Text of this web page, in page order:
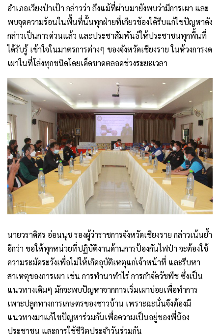
อำเภอเวียงป่าเป้า กล่าวว่า ถึงแม้ที่ผ่านมายังพบว่ามีการเผา และ
พบจุดความร้อนในพื้นที่นั้นทุกฝ่ายที่เกียวข้องได้รีบแก้ไขปัญหาดัง
กล่าวเป็นการด่วนแล้ว และประชาสัมพันธ์ให้ประชาชนทุกพื้นที่
ได้รับรู้ เข้าใจในมาตรการต่างๆ ของจังหวัดเชียงราย ในห้วงการงด
เผาในที่โล่งทุกชนิดโดยเด็ดขาดตลอดช่วงระยะเวลา
นายวราดิศร อ่อนนุช รองผู้ว่าราชการจังหวัดเชียงราย กล่าวเน้นย้ำ
อีกว่า ขอให้ทุกหน่วยที่ปฏิบัติงานด้านการป้องกันไฟป่า จะต้องใช้
ความระมัดระวังเพื่อไม่ให้เกิดอุบัติเหตุแก่เจ้าหน้าที่ และรีบหา
สาเหตุของการเผา เช่น การทำนาทำไร่ การกำจัดวัชพืช ซึ่งเป็น
แนวทางเดิมๆ มักจะพบปัญหาจากการเริ่มเผาบ่อยเพื่อทำการ
เพาะปลูกทางการเกษตรของชาวบ้าน เพราะฉะนั่นจึงต้องมี
แนวทางมาแก้ไขปัญหาร่วมกันเพื่อความเป็นอยู่ของพี่น้อง
ประชาชน และการใช้ชีวิตประจำวันร่วมกัน